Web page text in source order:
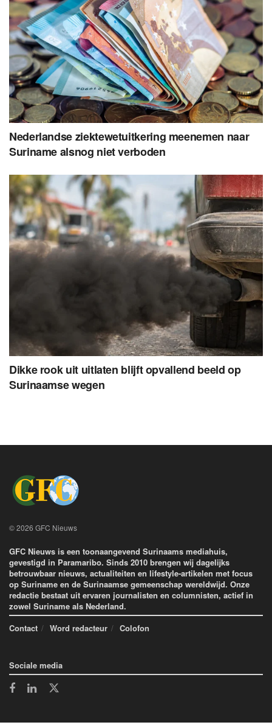
Nederlandse ziektewetuitkering meenemen naar
Suriname alsnog niet verboden
Dikke rook uit uitlaten blijft opvallend beeld op
Surinaamse wegen
© 2026 GFC Nieuws
GFC Nieuws is een toonaangevend Surinaams mediahuis,
gevestigd in Paramaribo. Sinds 2010 brengen wij dagelijks
betrouwbaar nieuws, actualiteiten en lifestyle-artikelen met focus
op Suriname en de Surinaamse gemeenschap wereldwijd. Onze
redactie bestaat uit ervaren journalisten en columnisten, actief in
zowel Suriname als Nederland.
Contact
Word redacteur Colofon
Sociale media